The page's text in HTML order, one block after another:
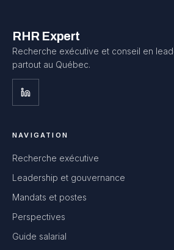
RHR Expert
Recherche exécutive et conseil en
partout au Québec.
NAVIGATION
Recherche exécutive
Leadership et gouvernance
Mandats et postes
Perspectives
Guide salarial